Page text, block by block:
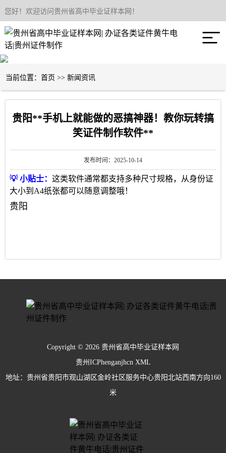
您好！欢迎访问贵州省高中毕业证样本网！

新闻资讯
当前位置： 首页 >> 新闻资讯
贵阳**手机上就能做的恶搞神器！教你玩转搞
笑证件制作软件**
发布时间：2025-10-14
💡 小贴士：这类软件通常都支持多种尺寸规格，从身份证
大小到A4纸张都可以随意调整哦！
贵阳
Copyright © 2026 贵州省高中毕业证样本网
贵州ICPhenganjhcn XML
地址：贵州省贵阳市观山湖区金岭社区服务中心贵阳北站西南方向160
米